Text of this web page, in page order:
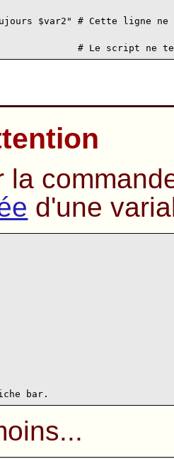
$var2" # Cette ligne ne
la
d'une